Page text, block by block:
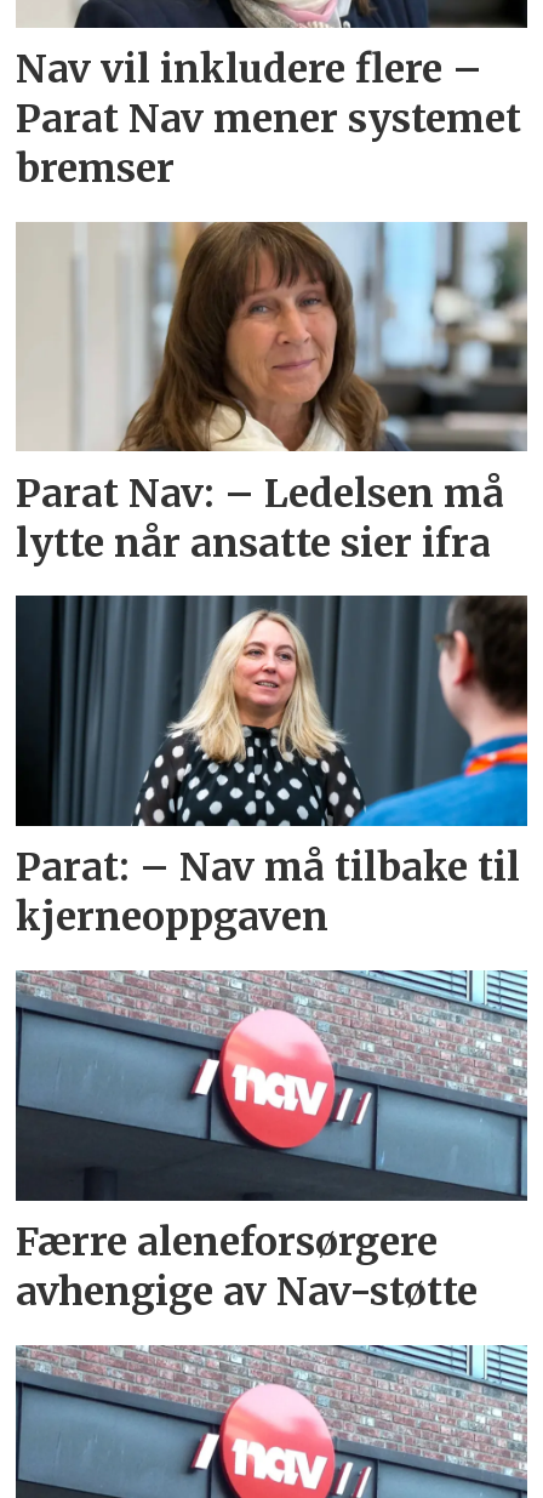
Nav vil inkludere flere –
Parat Nav mener systemet
bremser
Parat Nav: – Ledelsen må
lytte når ansatte sier ifra
Parat: – Nav må tilbake til
kjerneoppgaven
Færre aleneforsørgere
avhengige av Nav-støtte